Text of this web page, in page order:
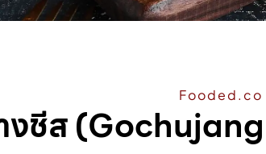
Fooded.co
งชีส